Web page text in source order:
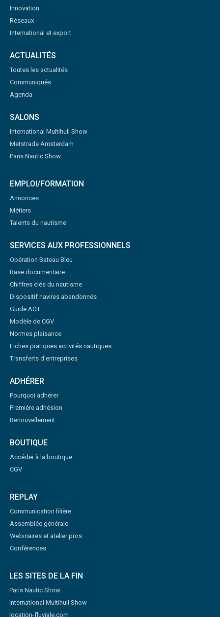
Innovation
Réseaux
International et export
ACTUALITÉS
Toutes les actualités
Communiqués
Agenda
SALONS
International Multihull Show
Metstrade Amsterdam
Paris Nautic Show
EMPLOI/FORMATION
Annonces
Métiers
Talents du nautisme
SERVICES AUX PROFESSIONNELS
Opération Bateau Bleu
Base documentaire
Chiffres clés du nautisme
Dispositif navires abandonnés
Guide AOT
Modèle de CGV
Normes plaisance
Fiches pratiques activités nautiques
Transferts d'entreprises
ADHÉRER
Pourquoi adhérer
Première adhésion
Renouvellement
BOUTIQUE
Accéder à la boutique
CGV
REPLAY
Communication filière
Assemblée générale
Webinaires et atelier pros
Conférences
LES SITES DE LA FIN
Paris Nautic Show
International Multihull Show
location-fluviale.com